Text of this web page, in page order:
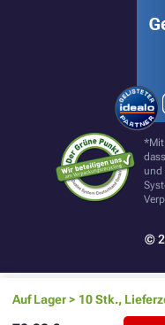
Auf Lager > 10 Stk.,
*Mit
und
©